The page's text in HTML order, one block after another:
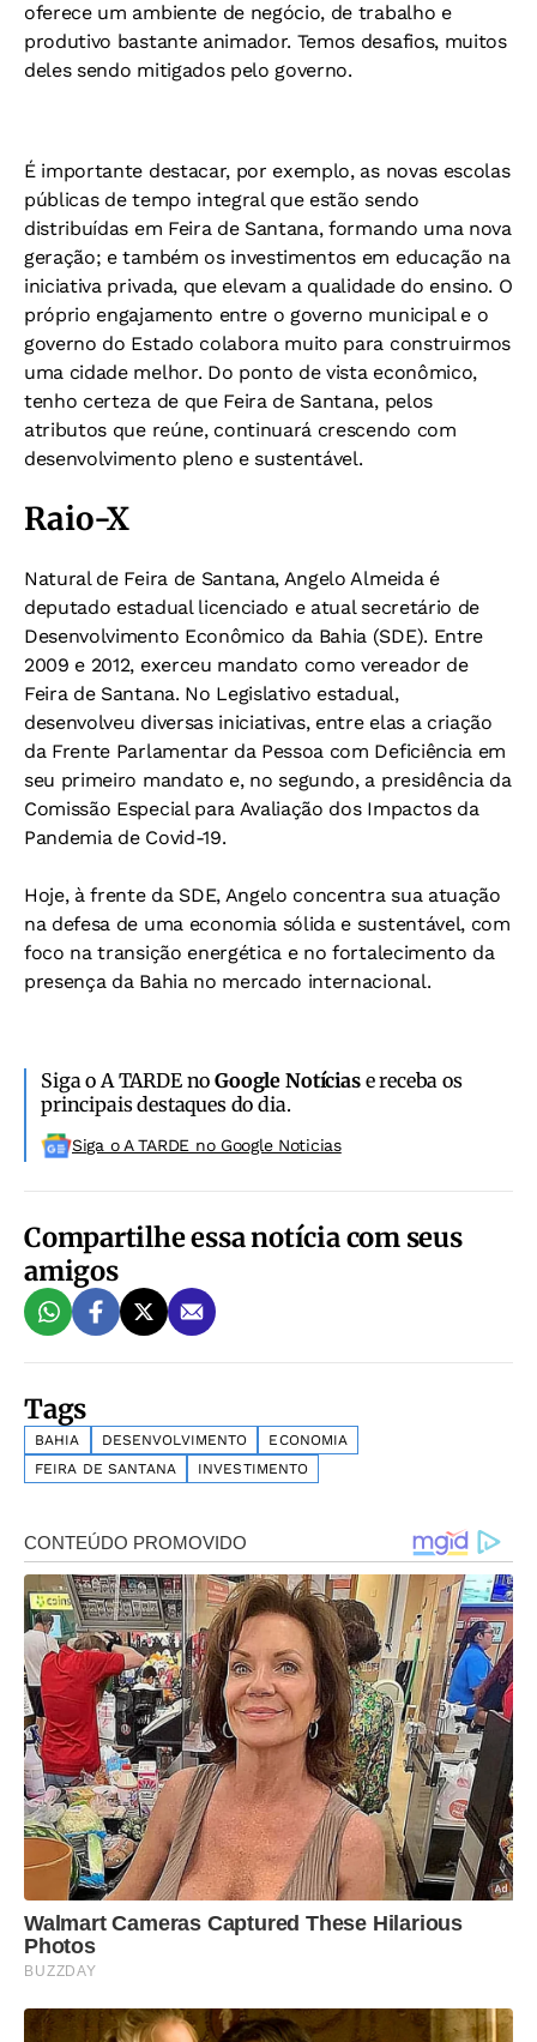
oferece um ambiente de negócio, de trabalho e
produtivo bastante animador. Temos desafios, muitos
deles sendo mitigados pelo governo.
É importante destacar, por exemplo, as novas escolas
públicas de tempo integral que estão sendo
distribuídas em Feira de Santana, formando uma nova
geração; e também os investimentos em educação na
iniciativa privada, que elevam a qualidade do ensino. O
próprio engajamento entre o governo municipal e o
governo do Estado colabora muito para construirmos
uma cidade melhor. Do ponto de vista econômico,
tenho certeza de que Feira de Santana, pelos
atributos que reúne, continuará crescendo com
desenvolvimento pleno e sustentável.
Raio-X
Natural de Feira de Santana, Angelo Almeida é
deputado estadual licenciado e atual secretário de
Desenvolvimento Econômico da Bahia (SDE). Entre
2009 e 2012, exerceu mandato como vereador de
Feira de Santana. No Legislativo estadual,
desenvolveu diversas iniciativas, entre elas a criação
da Frente Parlamentar da Pessoa com Deficiência em
seu primeiro mandato e, no segundo, a presidência da
Comissão Especial para Avaliação dos Impactos da
Pandemia de Covid-19.
Hoje, à frente da SDE, Angelo concentra sua atuação
na defesa de uma economia sólida e sustentável, com
foco na transição energética e no fortalecimento da
presença da Bahia no mercado internacional.
Siga o A TARDE noGoogle Notíciase receba os
principais destaques do dia.
Siga o A TARDE no Google Noticias
Compartilhe essa notícia com seus
amigos
Tags
BAHIA DESENVOLVIMENTO
ECONOMIA
FEIRA DE SANTANA
INVESTIMENTO